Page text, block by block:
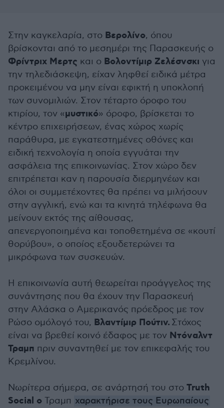
Στην καγκελαρία, στο Βερολίνο, όπου
βρίσκονται από το μεσημέρι της Παρασκευής ο
Φρίντριχ Μερτς και ο Βολοντίμιρ Ζελέσνσκι για
την τηλεδιάσκεψη, είχαν ληφθεί ειδικά μέτρα
προκειμένου να μην είναι εφικτή η υποκλοπή
των συνομιλιών. Στον τέταρτο όροφο του
κτιρίου, τον «μυστικό» όροφο, βρίσκεται το
κέντρο επιχειρήσεων, ένας χώρος χωρίς
παράθυρα, με εγκατεστημένες οθόνες και
ειδική τεχνολογία η οποία εγγυάται την
ασφάλεια της επικοινωνίας. Στον χώρο δεν
επιτρέπεται καν η παρουσία διερμηνέων και
όλοι οι συμμετέχοντες θα πρέπει να μιλήσουν
στην αγγλική, ενώ και τα κινητά τηλέφωνα θα
μείνουν εκτός της αίθουσας,
απενεργοποιημένα και τοποθετημένα σε «κουτί
θορύβου», ο οποίος εξουδετερώνει τα
μικρόφωνα των συσκευών.
Η επικοινωνία αυτή θεωρείται προάγγελος της
συνάντησης που θα έχουν την Παρασκευή
στην Αλάσκα ο Αμερικανός πρόεδρος με τον
Ρώσο ομόλογό του, Βλαντίμιρ Πούτιν. Στόχος
είναι να βρεθεί κοινό έδαφος με τον Ντόναλντ
Τραμπ πριν συναντηθεί με τον επικεφαλής του
Κρεμλίνου.
Νωρίτερα σήμερα, σε ανάρτησή του στο Truth
Social ο Τραμπ χαρακτήρισε τους Ευρωπαίους